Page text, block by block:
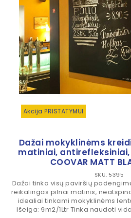
Akcija PRISTATYMUI
Dažai mokyklinėms
matiniai,
COOVAR MATT
SKU: 5395
Dažai tinka visų paviršių
reikalingas pilnai matinis,
idealiai tinkami mokyklinėms
Išeiga: 9m2/1Ltr Tinka naudoti